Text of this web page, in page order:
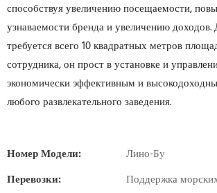
способствуя увеличению посещаемости,
узнаваемости бренда и увеличению
требуется всего 10 квадратных метров
сотрудника, он прост в установке и
экономически эффективным и
любого развлекательного заведения.
Номер Модели:
Лино-Бу
Перевозки:
Поддержка